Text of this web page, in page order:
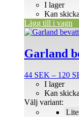
I lager
Kan
Lägg till i vagn
Garland
44 SEK – 120
I lager
Kan
Välj variant:
Den
produkten
har
varianter.
olika
alternativen